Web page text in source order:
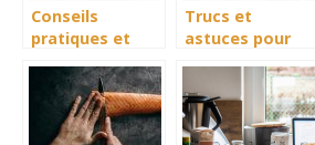
Conseils
pratiques et
cuisine
Trucs et
astuces pour
preparation des
potatoes
maison avec